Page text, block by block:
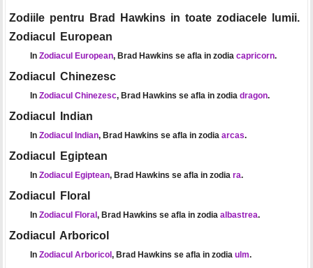
Zodiile pentru Brad Hawkins in toate zodiacele lumii.
Zodiacul European
In Zodiacul European, Brad Hawkins se afla in zodia capricorn.
Zodiacul Chinezesc
In Zodiacul Chinezesc, Brad Hawkins se afla in zodia dragon.
Zodiacul Indian
In Zodiacul Indian, Brad Hawkins se afla in zodia arcas.
Zodiacul Egiptean
In Zodiacul Egiptean, Brad Hawkins se afla in zodia ra.
Zodiacul Floral
In Zodiacul Floral , Brad Hawkins se afla in zodia albastrea.
Zodiacul Arboricol
In Zodiacul Arboricol , Brad Hawkins se afla in zodia ulm.